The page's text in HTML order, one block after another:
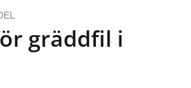
gräddfil i